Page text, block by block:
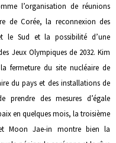
l’organisation de réunions
de Corée, la reconnexion des
le Sud et la possibilité d’une
Jeux Olympiques de 2032. Kim
fermeture du site nucléaire de
du pays et des installations de
prendre des mesures d’égale
en quelques mois, la troisième
Moon Jae-in montre bien la